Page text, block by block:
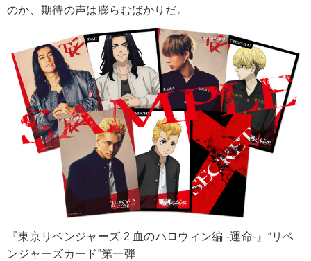
のか、期待の声は膨らむばかりだ。
『東京リベンジャーズ 2 血のハロウィン編 -運命-』“リベ
ンジャーズカード”第一弾